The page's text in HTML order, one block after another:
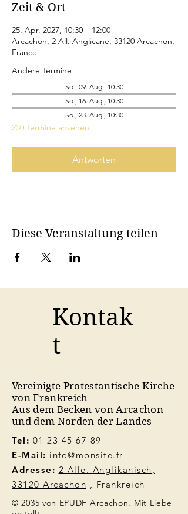
Zeit & Ort
25. Apr. 2027, 10:30 – 12:00
Arcachon, 2 All. Anglicane, 33120 Arcachon,
France
Andere Termine
So., 09. Aug., 10:30
So., 16. Aug., 10:30
So., 23. Aug., 10:30
230 Termine ansehen
Antworten
Diese Veranstaltung teilen
Kontak
t
Vereinigte Protestantische Kirche
von Frankreich
Aus dem Becken von Arcachon
und dem Norden der Landes
Tel: 01 23 45 67 89
E-Mail: info@monsite.fr
Adresse: 2 Alle. Anglikanisch,
33120 Arcachon , Frankreich
© 2035 von EPUDF Arcachon. Mit Liebe